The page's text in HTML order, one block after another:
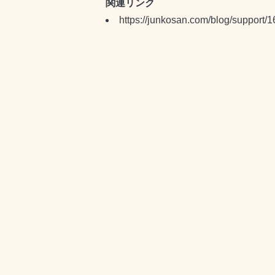
関連リンク
https://junkosan.com/blog/support/